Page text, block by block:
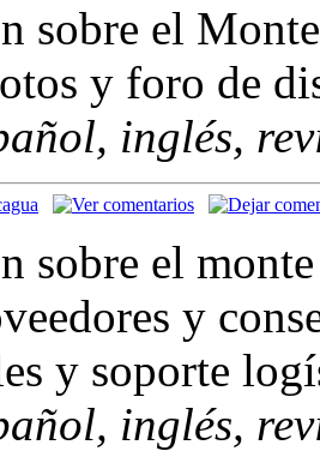
sobre el
y foro de
inglés,
sobre el
y
y soporte
inglés,